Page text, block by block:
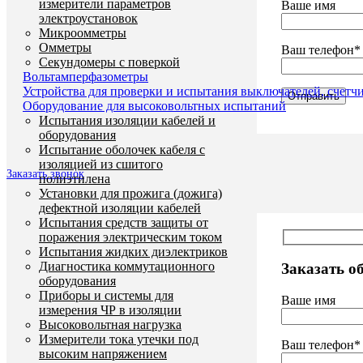
Ваше имя
Ваш телефон*
Заказать звонок
Заказать
Ваше имя
Ваш телефон*
измерители параметров
электроустановок
Микроомметры
Омметры
Секундомеры с поверкой
Вольтамперфазометры
Устройства для проверки и испытания выключателей,
Оборудование для высоковольтных испытаний
Испытания изоляции кабелей и
оборудования
Испытание оболочек кабеля с
изоляцией из сшитого
полиэтилена
Установки для прожига (дожига)
дефектной изоляции кабелей
Испытания средств защиты от
поражения электрическим током
Испытания жидких диэлектриков
Диагностика коммутационного
оборудования
Приборы и системы для
измерения ЧР в изоляции
Высоковольтная нагрузка
Измерители тока утечки под
высоким напряжением